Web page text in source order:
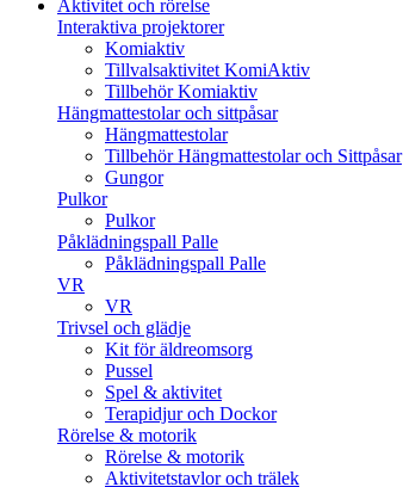
Aktivitet och rörelse
Interaktiva projektorer
Komiaktiv
Tillvalsaktivitet KomiAktiv
Tillbehör Komiaktiv
Hängmattestolar och sittpåsar
Hängmattestolar
Tillbehör Hängmattestolar och Sittpåsar
Gungor
Pulkor
Pulkor
Påklädningspall Palle
Påklädningspall Palle
VR
VR
Trivsel och glädje
Kit för äldreomsorg
Pussel
Spel & aktivitet
Terapidjur och Dockor
Rörelse & motorik
Rörelse & motorik
Aktivitetstavlor och trälek